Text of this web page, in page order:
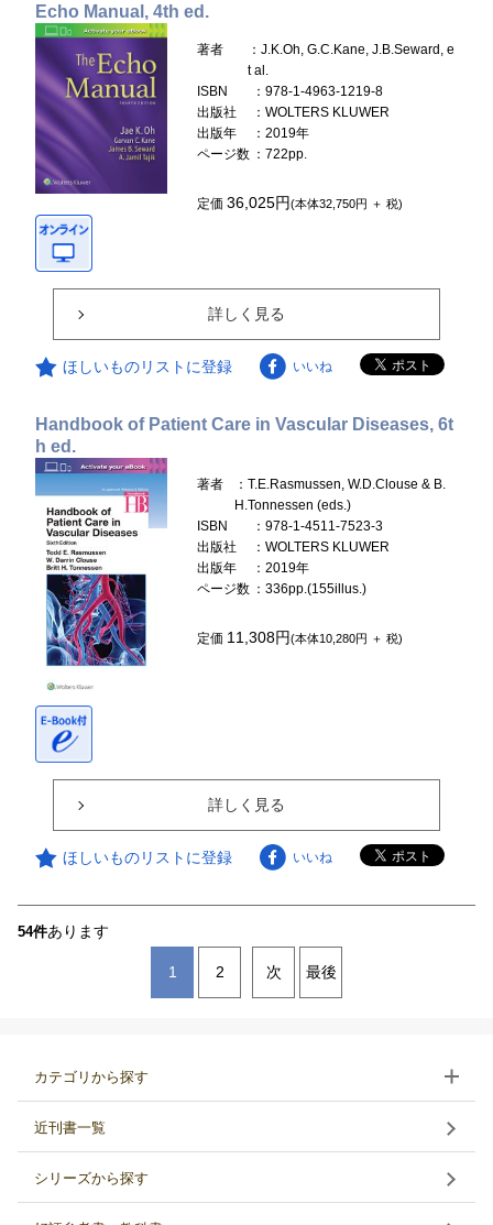
Echo Manual, 4th ed.
著者
：J.K.Oh, G.C.Kane, J.B.Seward, e
t al.
ISBN
：978-1-4963-1219-8
出版社
：WOLTERS KLUWER
出版年
：2019年
ページ数 ：722pp.
定価36,025円(本体32,750円 ＋ 税)
詳しく見る
ほしいものリストに登録 いいね
Handbook of Patient Care in Vascular Diseases, 6t
h ed.
著者
：T.E.Rasmussen, W.D.Clouse & B.
H.Tonnessen (eds.)
ISBN
：978-1-4511-7523-3
出版社
：WOLTERS KLUWER
出版年
：2019年
ページ数 ：336pp.(155illus.)
定価 11,308円(本体10,280円 ＋ 税)
詳しく見る
ほしいものリストに登録 いいね
54件あります
1 2 次 最後
カテゴリから探す
近刊書一覧
シリーズから探す